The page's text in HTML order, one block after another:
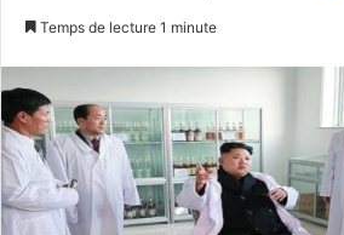
Temps de lecture 1 minute